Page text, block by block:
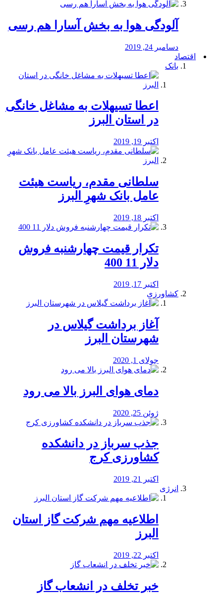
آلودگی هوا به بخش آسارا هم رسی
دسامبر 24, 2019
اقتصاد
بانک
️اعطا تسیهلات به مشاغل خانگی
در استان البرز
اکتبر 19, 2019
سلطانی مقدم، ریاست هیئت
عامل بانک شهرِ البرز
اکتبر 18, 2019
تکرار قیمت چهارشنبه فروش
دلار 11 400
اکتبر 17, 2019
کشاورزی
آغاز برداشت گیلاس در
شهرستان البرز
جولای 1, 2020
دمای هوای البرز بالا می رود
ژوئن 25, 2020
جذب سرباز در دانشکده
کشاورزی کرج
اکتبر 21, 2019
انرژی
️اطلاعیه مهم شرکت گاز استان
البرز
اکتبر 22, 2019
خبر تخلف در انشعاب گاز